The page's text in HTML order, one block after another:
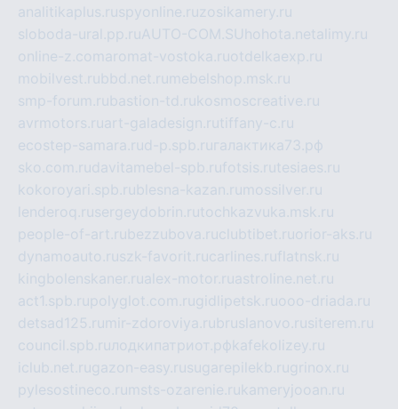
analitikaplus.ruspyonline.ruzosikamery.ru
sloboda-ural.pp.ruAUTO-COM.SU hohota.netalimy.ru
online-z.comaromat-vostoka.ruotdelkaexp.ru
mobilvest.rubbd.net.ru mebelshop.msk.ru
smp-forum.rubastion-td.rukosmoscreative.ru
avrmotors.ruart-galadesign.rutiffany-c.ru
ecostep-samara.rud-p.spb.ru галактика73.рф
sko.com.rudavitamebel-spb.rufotsis.rutesiaes.ru
kokoroyari.spb.rublesna-kazan.ru mossilver.ru
lenderoq.rusergeydobrin.rutochkazvuka.msk.ru
people-of-art.rubezzubova.ruclubtibet.ruorior-aks.ru
dynamoauto.ruszk-favorit.rucarlines.ruflatnsk.ru
kingbolenskaner.rualex-motor.ruastroline.net.ru
act1.spb.rupolyglot.com.rugidlipetsk.ruooo-driada.ru
detsad125.ru mir-zdoroviya.rubruslanovo.rusiterem.ru
council.spb.ruлодкипатриот.рфkafekolizey.ru
iclub.net.rugazon-easy.rusugarepilekb.rugrinox.ru
pylesostineco.ru msts-ozarenie.rukameryjooan.ru